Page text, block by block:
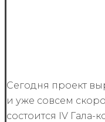
Сегодня проект
и уже совсем
состоится IV Гала-